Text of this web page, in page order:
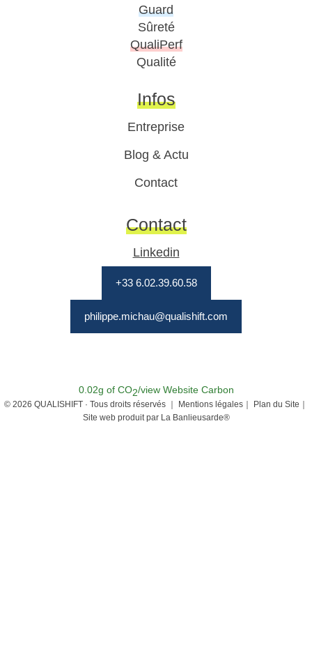
Guard
Sûreté
QualiPerf
Qualité
Infos
Entreprise
Blog & Actu
Contact
Contact
Linkedin
+33 6.02.39.60.58
philippe.michau@qualishift.com
0.02g of CO2/view Website Carbon
© 2026 QUALISHIFT · Tous droits réservés ｜ Mentions légales｜
Plan du Site｜
Site web produit par La Banlieusarde®